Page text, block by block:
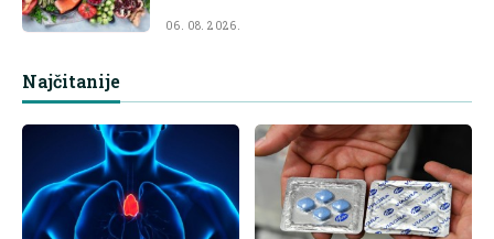
06. 08. 2026.
Najčitanije